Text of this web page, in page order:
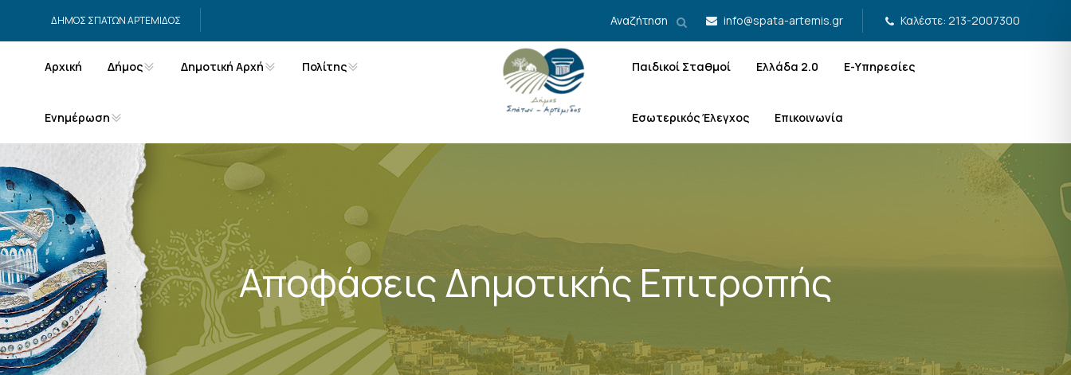
ΔΗΜΟΣ ΣΠΑΤΩΝ ΑΡΤΕΜΙΔΟΣ Αναζήτηση info@spata-artemis.gr Καλέστε: 213-2007300
Αρχική Δήμος Δημοτική Αρχή Πολίτης
Ενημέρωση
Παιδικοί Σταθμοί Ελλάδα 2.0 Ε-Υπηρεσίες
Εσωτερικός Έλεγχος Επικοινωνία
Αποφάσεις Δημοτικής Επιτροπής